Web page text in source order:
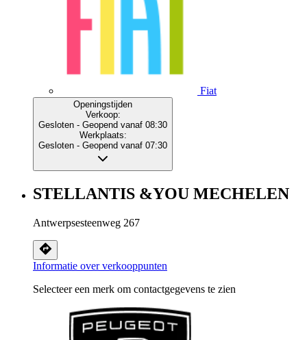
Fiat
Openingstijden
Verkoop:
Gesloten - Geopend vanaf 08:30
Werkplaats:
Gesloten - Geopend vanaf 07:30
STELLANTIS &YOU MECHELEN
Antwerpsesteenweg 267
Informatie over verkooppunten
Selecteer een merk om contactgegevens te zien